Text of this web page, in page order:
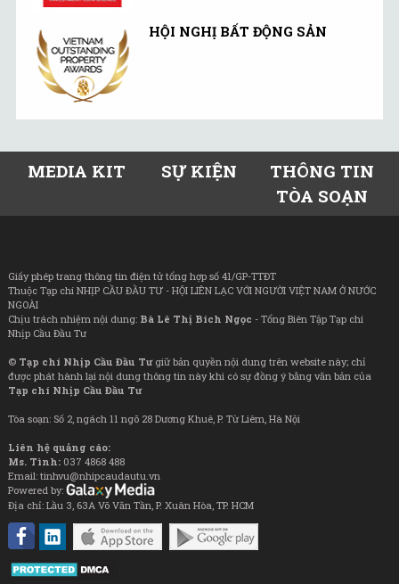
HỘI NGHỊ BẤT ĐỘNG SẢN
MEDIA KIT SỰ KIỆN
THÔNG TIN
TÒA SOẠN
Giấy phép trang thông tin điện tử tổng hợp số 41/GP-TTĐT
Thuộc Tạp chí NHỊP CẦU ĐẦU TƯ - HỘI LIÊN LẠC VỚI NGƯỜI VIỆT NAM Ở NƯỚC
NGOÀI
Chịu trách nhiệm nội dung: Bà Lê Thị Bích Ngọc - Tổng Biên Tập Tạp chí
Nhịp Cầu Đầu Tư
© Tạp chí Nhịp Cầu Đầu Tưgiữ bản quyền nội dung trên website này; chỉ
được phát hành lại nội dung thông tin này khi có sự đồng ý bằng văn bản của
Tạp chí Nhịp Cầu Đầu Tư
Tòa soạn: Số 2, ngách 11 ngõ 28 Dương Khuê, P. Từ Liêm, Hà Nội
Liên hệ quảng cáo:
Ms. Tình: 037 4868 488
Email: tinhvu@nhipcaudautu.vn
Powered by:
Địa chỉ: Lầu 3, 63A Võ Văn Tần, P. Xuân Hòa, TP. HCM